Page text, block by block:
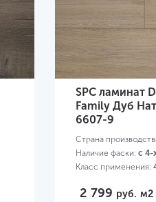
SPC ламинат
Family Дуб
6607-9
Страна
Наличие фаски: с 4-
Класс применения:
2 799 руб. м2